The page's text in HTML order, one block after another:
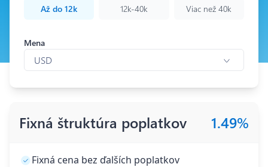
Až do 12k
12k-40k Viac než 40k
Mena
Mena
USD
Fixná štruktúra poplatkov 1.49%
Fixná cena bez ďalších poplatkov